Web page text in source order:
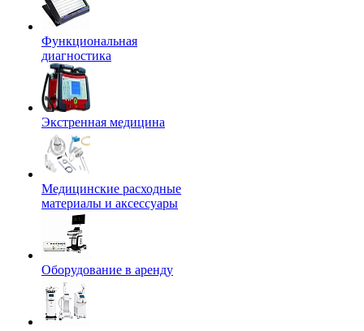
Функциональная
диагностика
Экстренная медицина
Медицинские расходные
материалы и аксессуары
Оборудование в аренду